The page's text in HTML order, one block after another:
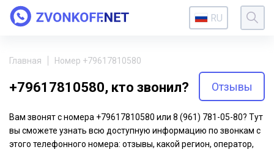
RU
Главная Номер +79617810580
+79617810580, кто звонил? Отзывы
Вам звонят с номера +79617810580 или 8 (961) 781-05-80? Тут
вы сможете узнать всю доступную информацию по звонкам с
этого телефонного номера: отзывы, какой регион, оператор,